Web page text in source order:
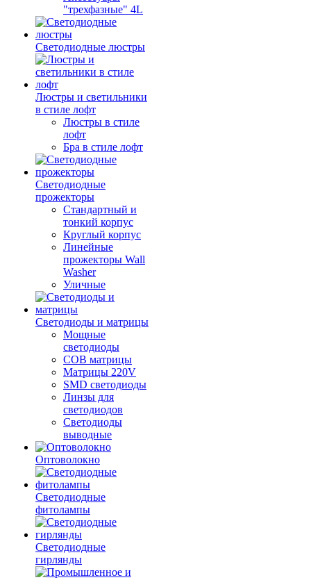
"трехфазные" 4L
Светодиодные люстры
Люстры и светильники
в стиле лофт
Люстры в стиле
лофт
Бра в стиле лофт
Светодиодные
прожекторы
Стандартный и
тонкий корпус
Круглый корпус
Линейные
прожекторы Wall
Washer
Уличные
Светодиоды и матрицы
Мощные
светодиоды
COB матрицы
Матрицы 220V
SMD светодиоды
Линзы для
светодиодов
Светодиоды
выводные
Оптоволокно
Светодиодные
фитолампы
Светодиодные
гирлянды